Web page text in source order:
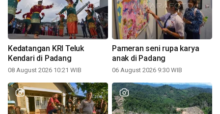
Kedatangan KRI Teluk
Kendari di Padang
08 August 2026 10:21 WIB
Pameran seni rupa karya
anak di Padang
06 August 2026 9:30 WIB